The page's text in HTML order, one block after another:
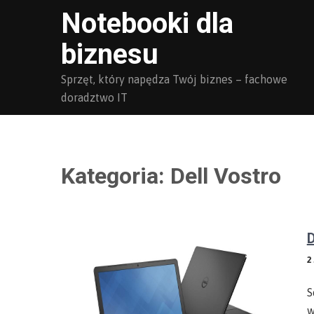
Notebooki dla
biznesu
Sprzęt, który napędza Twój biznes – fachowe
doradztwo IT
Kategoria: Dell Vostro